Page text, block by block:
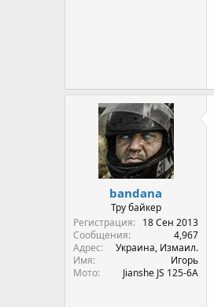
bandana
Тру байкер
Регистрация
18 Сен 2013
Сообщения
4,967
Адрес
Украина, Измаил.
Имя
Игорь
Мото
Jianshe JS 125-6A